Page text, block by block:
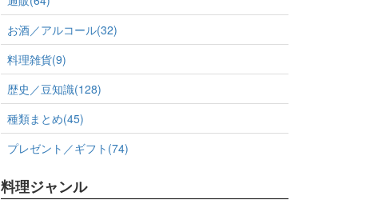
お酒／アルコール(32)
料理雑貨(9)
歴史／豆知識(128)
種類まとめ(45)
プレゼント／ギフト(74)
料理ジャンル